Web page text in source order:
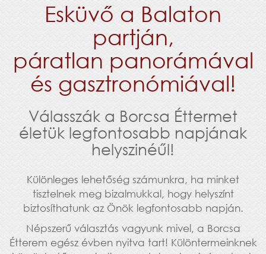
Esküvő a Balaton
partján,
páratlan panorámával
és gasztronómiával!
Válasszák a Borcsa Éttermet
életük legfontosabb napjának
helyszinéűl!
Különleges lehetőség számunkra, ha minket
tisztelnek meg bizalmukkal, hogy helyszínt
biztosíthatunk az Önök legfontosabb napján.
Népszerű választás vagyunk mivel, a Borcsa
Étterem egész évben nyitva tart! Különtermeinknek